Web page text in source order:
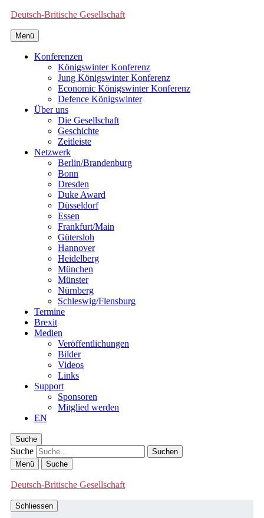
Deutsch-Britische Gesellschaft
Menü
Konferenzen
Königswinter Konferenz
Jung Königswinter Konferenz
Economic Königswinter Konferenz
Defence Königswinter
Über uns
Die Gesellschaft
Geschichte
Zeitleiste
Netzwerk
Berlin/Brandenburg
Bonn
Dresden
Duke Award
Düsseldorf
Essen
Frankfurt/Main
Gütersloh
Hannover
Heidelberg
München
Münster
Nürnberg
Schleswig/Flensburg
Termine
Brexit
Medien
Veröffentlichungen
Bilder
Videos
Links
Support
Sponsoren
Mitglied werden
EN
Suche
Suche
Menü Suche
Deutsch-Britische Gesellschaft
Schliessen